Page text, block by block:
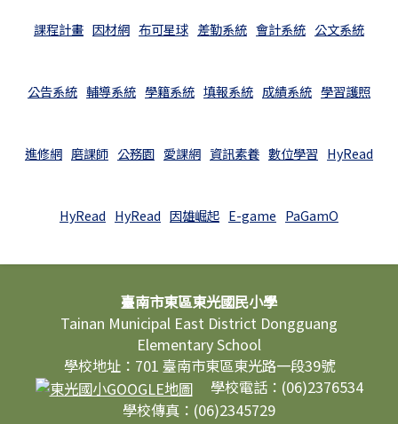
課程計畫 因材網 布可星球 差勤系統 會計系統 公文系統
公告系統 輔導系統 學籍系統 填報系統 成績系統 學習護照
進修網 磨課師 公務園 愛課網 資訊素養 數位學習 HyRead
HyRead HyRead 因雄崛起 E-game PaGamO
頁尾區域內容臺南市東區東光國民小學
Tainan Municipal East District Dongguang
Elementary School
學校地址：701 臺南市東區東光路一段39號
學校電話：(06)2376534
學校傳真：(06)2345729